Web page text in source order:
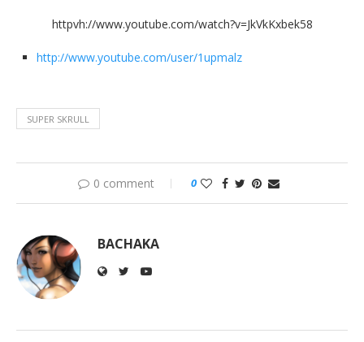
httpvh://www.youtube.com/watch?v=JkVkKxbek58
http://www.youtube.com/user/1upmalz
SUPER SKRULL
0 comment 0
BACHAKA